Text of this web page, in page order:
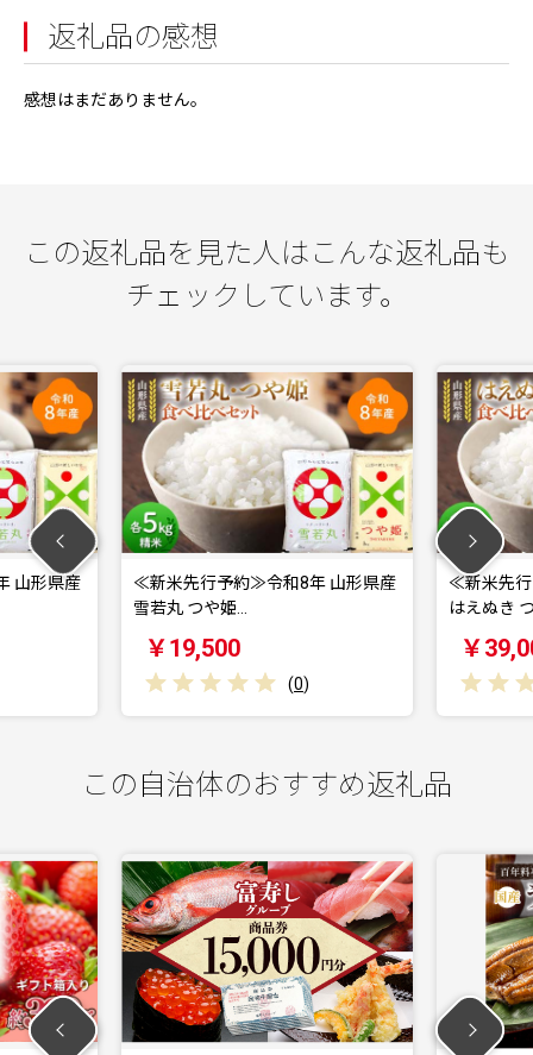
返礼品の感想
感想はまだありません。
この返礼品を見た人はこんな返礼品も
チェックしています。
先行予約≫令和8年 山形県産
≪新米先行予約≫令和8年 山形県
この自治体のおすすめ返礼品